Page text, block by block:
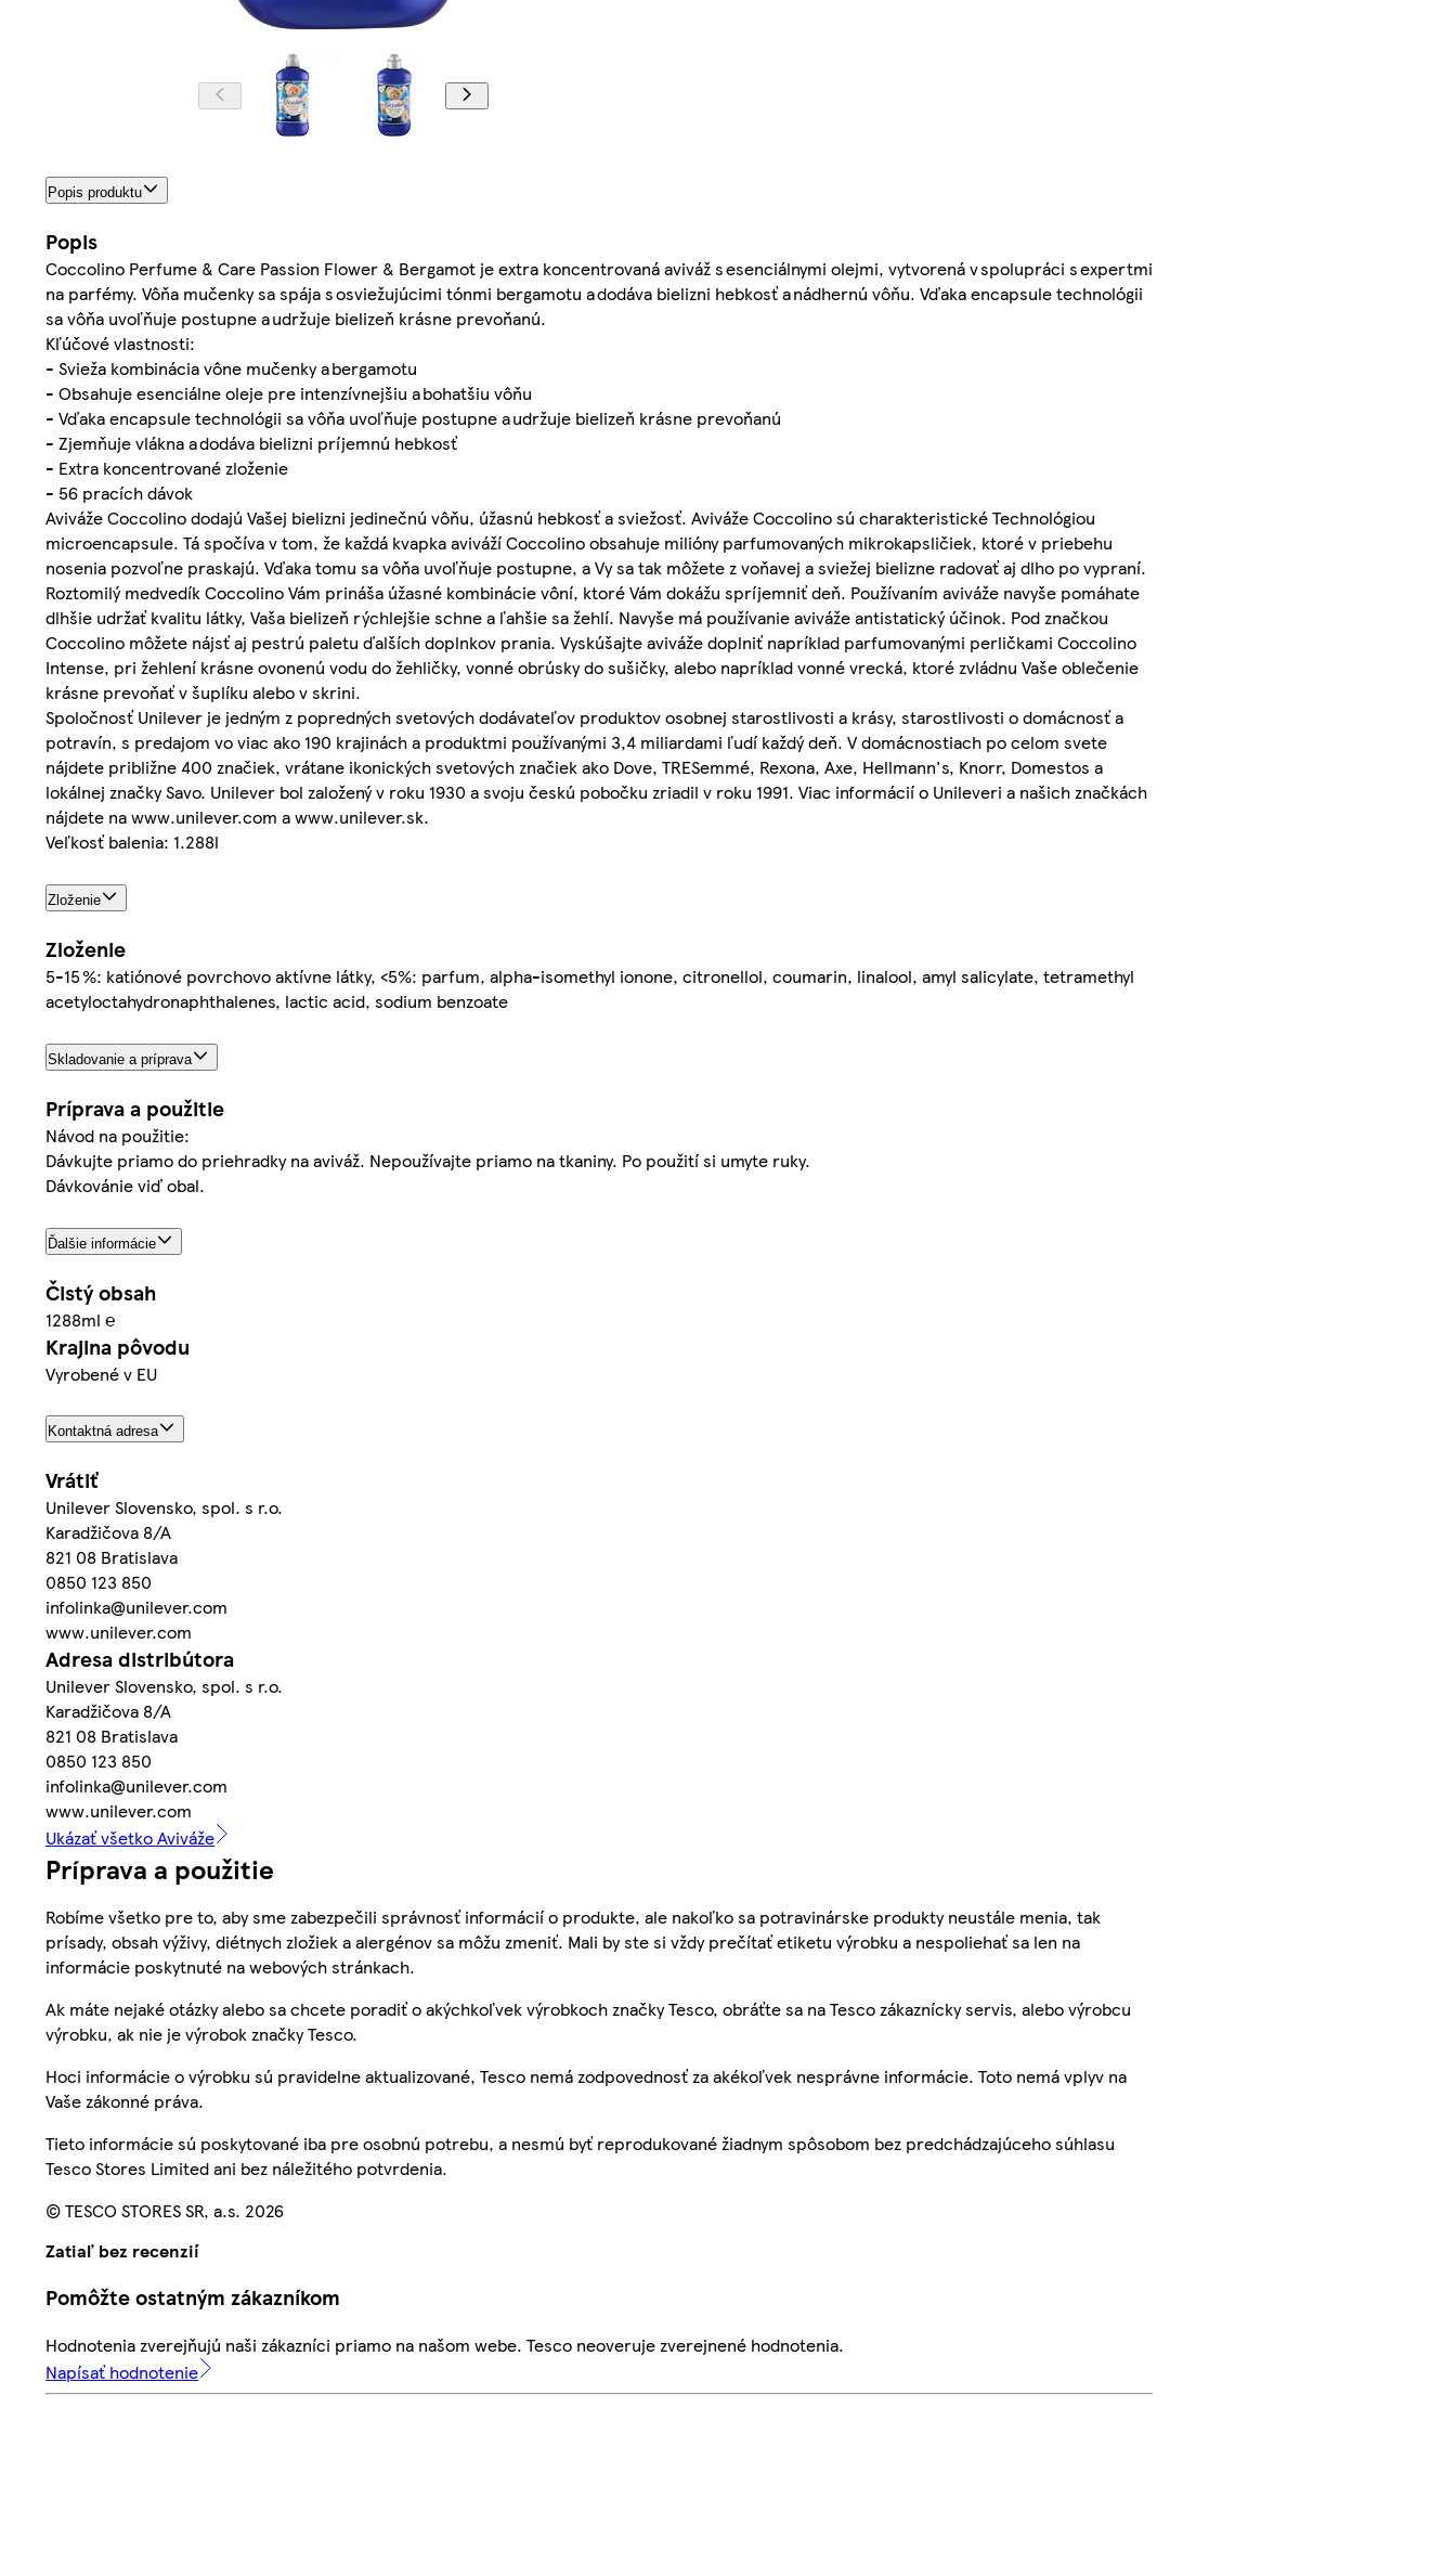
Popis produktu
Popis
Coccolino Perfume & Care Passion Flower & Bergamot je extra koncentrovaná aviváž s esenciálnymi olejmi, vytvorená v spolupráci s expertmi
na parfémy. Vôňa mučenky sa spája s osviežujúcimi tónmi bergamotu a dodáva bielizni hebkosť a nádhernú vôňu. Vďaka encapsule technológii
sa vôňa uvoľňuje postupne a udržuje bielizeň krásne prevoňanú.
Kľúčové vlastnosti:
- Svieža kombinácia vône mučenky a bergamotu
- Obsahuje esenciálne oleje pre intenzívnejšiu a bohatšiu vôňu
- Vďaka encapsule technológii sa vôňa uvoľňuje postupne a udržuje bielizeň krásne prevoňanú
- Zjemňuje vlákna a dodáva bielizni príjemnú hebkosť
- Extra koncentrované zloženie
- 56 pracích dávok
Aviváže Coccolino dodajú Vašej bielizni jedinečnú vôňu, úžasnú hebkosť a sviežosť. Aviváže Coccolino sú charakteristické Technológiou
microencapsule. Tá spočíva v tom, že každá kvapka aviváží Coccolino obsahuje milióny parfumovaných mikrokapsličiek, ktoré v priebehu
nosenia pozvoľne praskajú. Vďaka tomu sa vôňa uvoľňuje postupne, a Vy sa tak môžete z voňavej a sviežej bielizne radovať aj dlho po vypraní.
Roztomilý medvedík Coccolino Vám prináša úžasné kombinácie vôní, ktoré Vám dokážu spríjemniť deň. Používaním aviváže navyše pomáhate
dlhšie udržať kvalitu látky, Vaša bielizeň rýchlejšie schne a ľahšie sa žehlí. Navyše má používanie aviváže antistatický účinok. Pod značkou
Coccolino môžete nájsť aj pestrú paletu ďalších doplnkov prania. Vyskúšajte aviváže doplniť napríklad parfumovanými perličkami Coccolino
Intense, pri žehlení krásne ovonenú vodu do žehličky, vonné obrúsky do sušičky, alebo napríklad vonné vrecká, ktoré zvládnu Vaše oblečenie
krásne prevoňať v šuplíku alebo v skrini.
Spoločnosť Unilever je jedným z popredných svetových dodávateľov produktov osobnej starostlivosti a krásy, starostlivosti o domácnosť a
potravín, s predajom vo viac ako 190 krajinách a produktmi používanými 3,4 miliardami ľudí každý deň. V domácnostiach po celom svete
nájdete približne 400 značiek, vrátane ikonických svetových značiek ako Dove, TRESemmé, Rexona, Axe, Hellmann's, Knorr, Domestos a
lokálnej značky Savo. Unilever bol založený v roku 1930 a svoju českú pobočku zriadil v roku 1991. Viac informácií o Unileveri a našich značkách
nájdete na www.unilever.com a www.unilever.sk.
Veľkosť balenia: 1.288l
Zloženie
Zloženie
5-15 %: katiónové povrchovo aktívne látky, <5%: parfum, alpha-isomethyl ionone, citronellol, coumarin, linalool, amyl salicylate, tetramethyl
acetyloctahydronaphthalenes, lactic acid, sodium benzoate
Skladovanie a príprava
Príprava a použitie
Návod na použitie:
Dávkujte priamo do priehradky na aviváž. Nepoužívajte priamo na tkaniny. Po použití si umyte ruky.
Dávkovánie viď obal.
Ďalšie informácie
Čistý obsah
1288ml ℮
Krajina pôvodu
Vyrobené v EU
Kontaktná adresa
Vrátiť
Unilever Slovensko, spol. s r.o.
Karadžičova 8/A
821 08 Bratislava
0850 123 850
infolinka@unilever.com
www.unilever.com
Adresa distribútora
Unilever Slovensko, spol. s r.o.
Karadžičova 8/A
821 08 Bratislava
0850 123 850
infolinka@unilever.com
www.unilever.com
Ukázať všetko Aviváže
Príprava a použitie
Robíme všetko pre to, aby sme zabezpečili správnosť informácií o produkte, ale nakoľko sa potravinárske produkty neustále menia, tak
prísady, obsah výživy, diétnych zložiek a alergénov sa môžu zmeniť. Mali by ste si vždy prečítať etiketu výrobku a nespoliehať sa len na
informácie poskytnuté na webových stránkach.
Ak máte nejaké otázky alebo sa chcete poradiť o akýchkoľvek výrobkoch značky Tesco, obráťte sa na Tesco zákaznícky servis, alebo výrobcu
výrobku, ak nie je výrobok značky Tesco.
Hoci informácie o výrobku sú pravidelne aktualizované, Tesco nemá zodpovednosť za akékoľvek nesprávne informácie. Toto nemá vplyv na
Vaše zákonné práva.
Tieto informácie sú poskytované iba pre osobnú potrebu, a nesmú byť reprodukované žiadnym spôsobom bez predchádzajúceho súhlasu
Tesco Stores Limited ani bez náležitého potvrdenia.
© TESCO STORES SR, a.s. 2026
Zatiaľ bez recenzií
Pomôžte ostatným zákazníkom
Hodnotenia zverejňujú naši zákazníci priamo na našom webe. Tesco neoveruje zverejnené hodnotenia.
Napísať hodnotenie